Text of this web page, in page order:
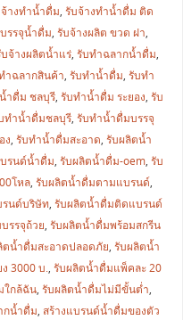
างทำน้ำดื่ม, รับจ้างทำน้ำดื่ม ติด
รรจุน้ำดื่ม, รับจ้างผลิต ขวด ฝา,
บจ้างผลิตน้ำแร่, รับทำฉลากน้ำดื่ม,
ำฉลากสินค้า, รับทำน้ำดื่ม, รับทำ
ำดื่ม ชลบุรี, รับทำน้ำดื่ม ระยอง, รับ
ทำน้ำดื่มชลบุรี, รับทำน้ำดื่มบรรจุ
ง, รับทำน้ำดื่มสะอาด, รับผลิตน้ำ
รนด์น้ำดื่ม, รับผลิตน้ำดื่ม-oem, รับ
โหล, รับผลิตน้ำดื่มตามแบรนด์,
นด์บริษัท, รับผลิตน้ำดื่มติดแบรนด์
รรจุถ้วย, รับผลิตน้ำดื่มพร้อมสกรีน
ตน้ำดื่มสะอาดปลอดภัย, รับผลิตน้ำ
3000 บ., รับผลิตน้ำดื่มแพ็คละ 20
ใกล้ฉัน, รับผลิตน้ำดื่มไม่มีขั้นต่ำ,
กน้ำดื่ม, สร้างแบรนด์น้ำดื่มของตัว